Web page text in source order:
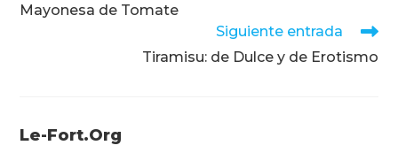
artículos
Mayonesa de Tomate
Siguiente entrada
Tiramisu: de Dulce y de Erotismo
Le-Fort.org